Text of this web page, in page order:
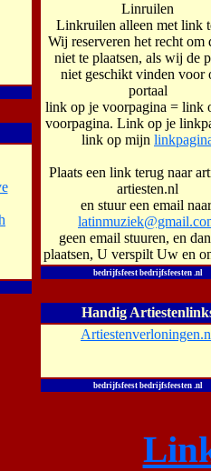
Linruilen
Linkruilen alleen met link
Wij reserveren het recht om
niet te plaatsen, als wij de
niet geschikt vinden voor
portaal
link op je voorpagina = link
voorpagina. Link op je
link op mijn
Plaats een link terug naar
artiesten.nl
en stuur een email
geen email stuuren, en
plaatsen, U verspilt Uw en
bedrijfsfeest bedrijfsfeesten .nl
Handig
bedrijfsfeest bedrijfsfeesten .nl